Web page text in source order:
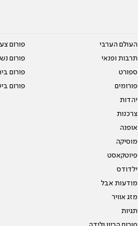
העולם הערבי
תרבות ופנאי
ספורט
פורומים
יהדות
צרכנות
אופנה
מוסיקה
פיוטקאסט
ילדודס
מודעות אבל
מזג אוויר
תגיות
פורום
פורום
פורום
פורום